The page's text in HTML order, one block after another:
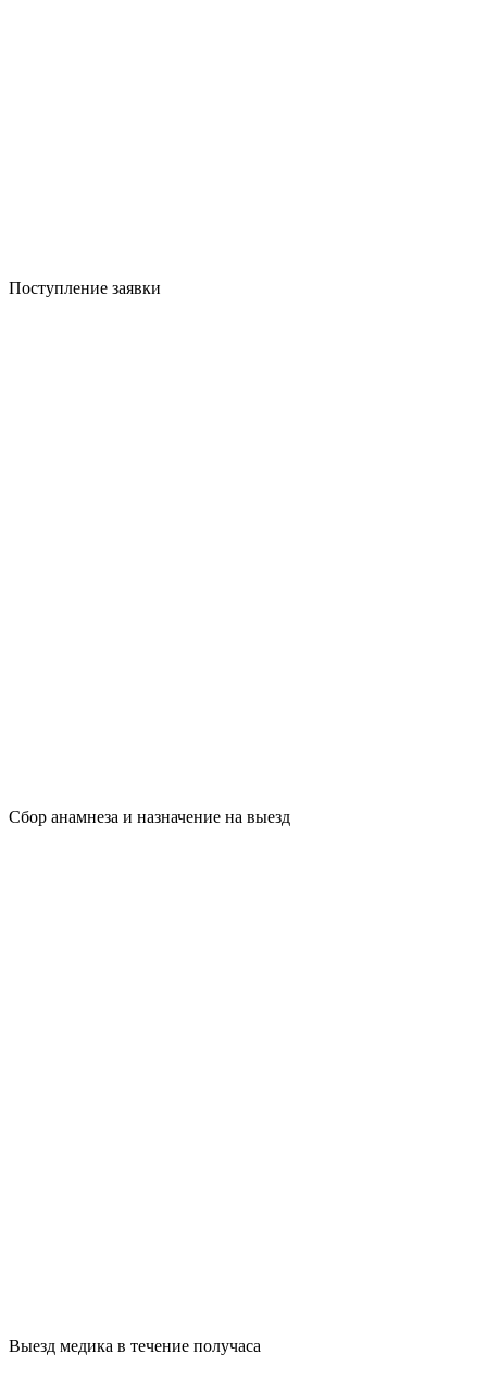
Поступление заявки
Сбор анамнеза и назначение на выезд
Выезд медика в течение получаса